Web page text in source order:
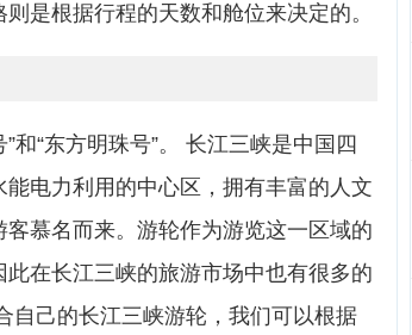
是根据行程的天数和舱位来决定的。
“东方明珠号”。 长江三峡是中国四
电力利用的中心区，拥有丰富的人文
慕名而来。游轮作为游览这一区域的
在长江三峡的旅游市场中也有很多的
自己的长江三峡游轮，我们可以根据